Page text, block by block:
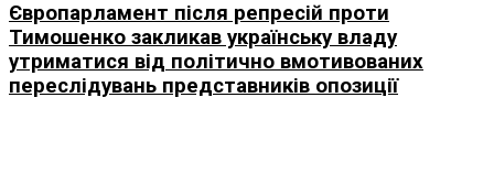
Європарламент після репресій проти
Тимошенко закликав українську владу
утриматися від політично вмотивованих
переслідувань представників опозиції